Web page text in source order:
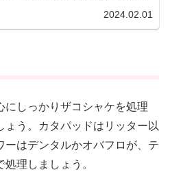
2024.02.01
にしっかりザコシャケを処理
ょう。カタパッドはリッター以
ーはデンタルかオバフロが、テ
理しましょう。